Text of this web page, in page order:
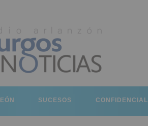
SUCESOS CONFIDENCIAL